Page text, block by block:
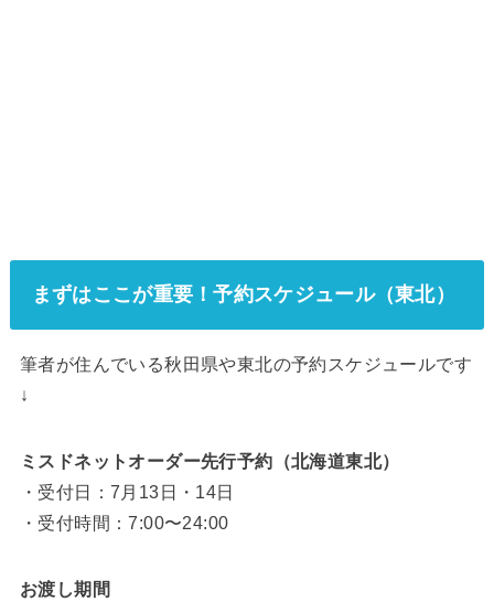
まずはここが重要！予約スケジュール（東北）
筆者が住んでいる秋田県や東北の予約スケジュールです
↓
ミスドネットオーダー先行予約（北海道東北）
・受付日：7月13日・14日
・受付時間：7:00〜24:00
お渡し期間